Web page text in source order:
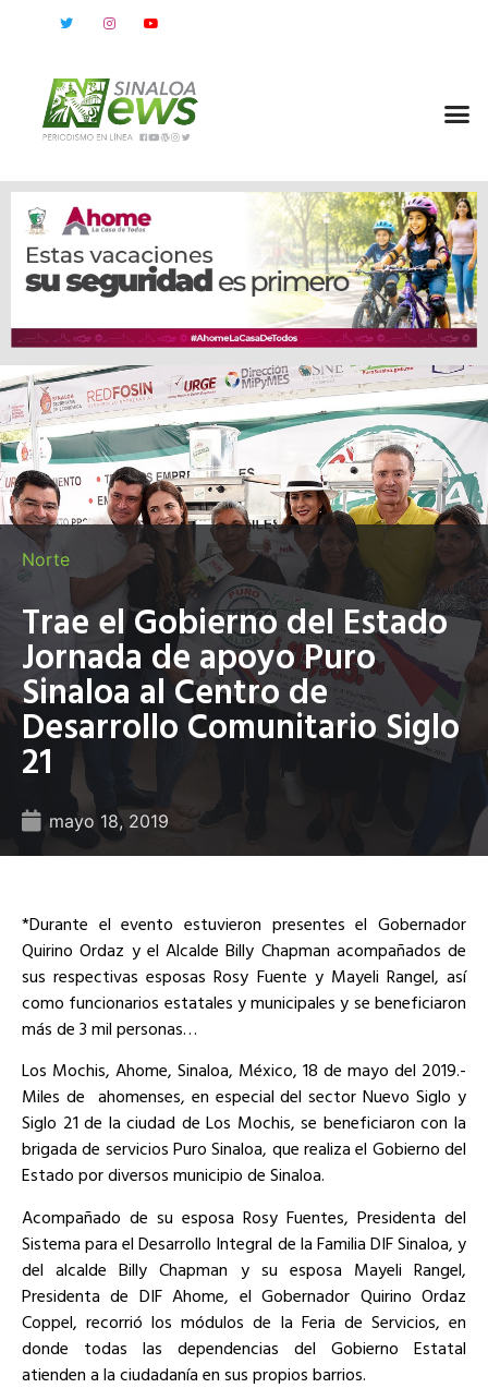
Norte
Trae el Gobierno del Estado
Jornada de apoyo Puro
Sinaloa al Centro de
Desarrollo Comunitario Siglo
21
mayo 18, 2019
*Durante el evento estuvieron presentes el Gobernador
Quirino Ordaz y el Alcalde Billy Chapman acompañados de
sus respectivas esposas Rosy Fuente y Mayeli Rangel, así
como funcionarios estatales y municipales y se beneficiaron
más de 3 mil personas…
Los Mochis, Ahome, Sinaloa, México, 18 de mayo del 2019.-
Miles de ahomenses, en especial del sector Nuevo Siglo y
Siglo 21 de la ciudad de Los Mochis, se beneficiaron con la
brigada de servicios Puro Sinaloa, que realiza el Gobierno del
Estado por diversos municipio de Sinaloa.
Acompañado de su esposa Rosy Fuentes, Presidenta del
Sistema para el Desarrollo Integral de la Familia DIF Sinaloa, y
del alcalde Billy Chapman y su esposa Mayeli Rangel,
Presidenta de DIF Ahome, el Gobernador Quirino Ordaz
Coppel, recorrió los módulos de la Feria de Servicios, en
donde todas las dependencias del Gobierno Estatal
atienden a la ciudadanía en sus propios barrios.